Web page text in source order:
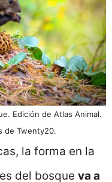
Edición de Atlas Animal.
de Twenty20.
la forma en la
del bosque va a